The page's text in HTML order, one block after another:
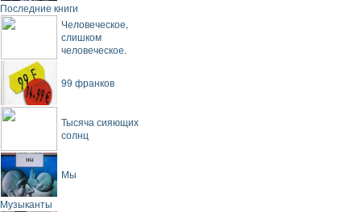
Последние книги
Человеческое,
слишком
человеческое.
99 франков
Тысяча сияющих
солнц
Мы
Музыканты